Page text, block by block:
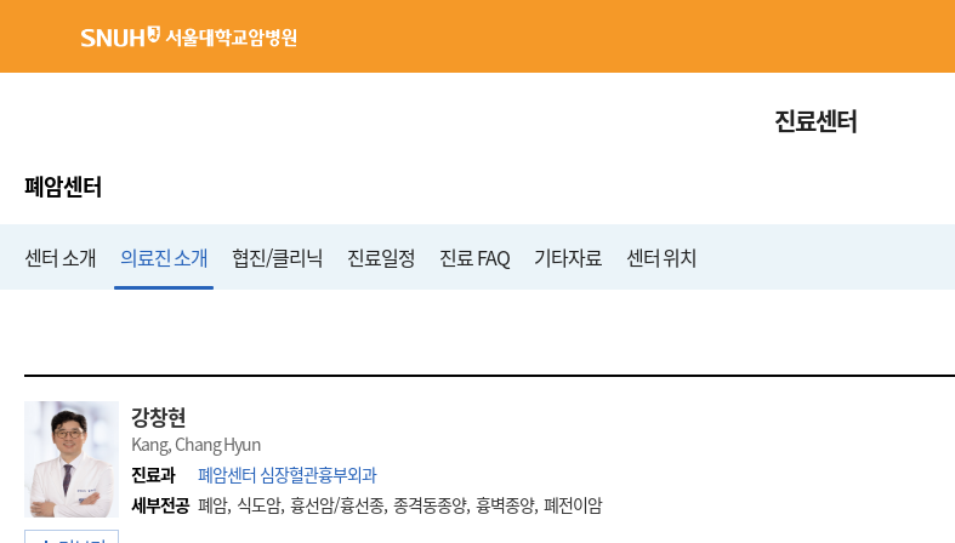
진료센터
폐암센터
센터 소개 의료진 소개 협진/클리닉 진료일정 진료 FAQ 기타자료 센터 위치
강창현
Kang, Chang Hyun
진료과
폐암센터 심장혈관흉부외과
세부전공 폐암, 식도암, 흉선암/흉선종, 종격동종양, 흉벽종양, 폐전이암